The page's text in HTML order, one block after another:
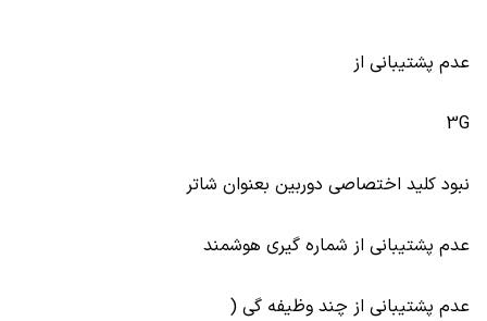
عدم پشتیبانی از
3G
نبود کلید اختصاصی دوربین بعنوان شاتر
عدم پشتیبانی از شماره گیری هوشمند
عدم پشتیبانی از چند وظیفه گی (